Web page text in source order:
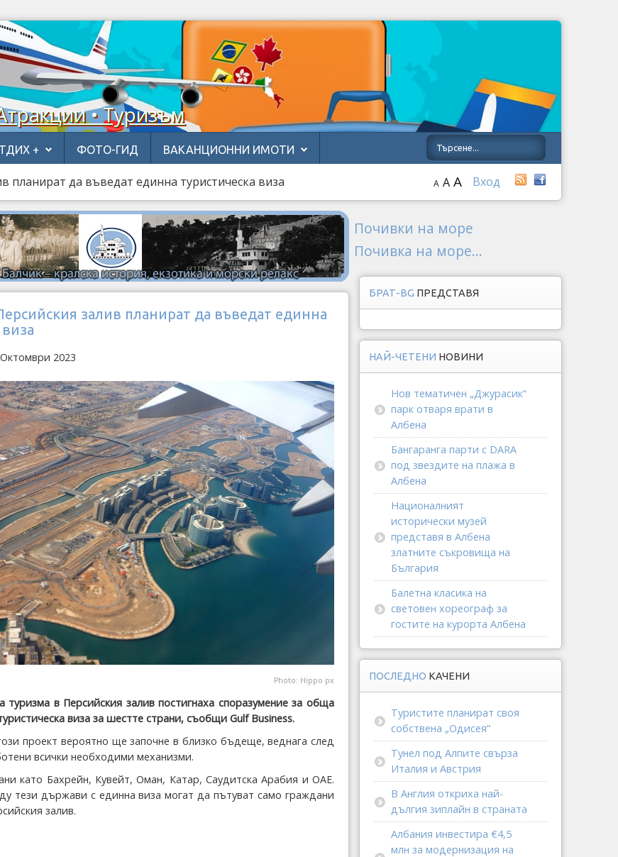
• Туризъм
+ ФОТО-ГИД ВАКАНЦИОННИ ИМОТИ
планират да въведат единна туристическа виза Вход
A A A
залив планират да въведат единна
2023
Photo: Hippo px
туризма в Персийския залив постигнаха споразумение за обща
виза за шестте страни, съобщи Gulf Business.
проект вероятно ще започне в близко бъдеще, веднага след
всички необходими механизми.
като Бахрейн, Кувейт, Оман, Катар, Саудитска Арабия и ОАЕ.
тези държави с единна виза могат да пътуват само граждани
залив.
Почивки на море
Почивка на море...
БРАТ-BG ПРЕДСТАВЯ
НАЙ-ЧЕТЕНИ НОВИНИ
Нов тематичен „Джурасик“
парк отваря врати в
Албена
Бангаранга парти с DARA
под звездите на плажа в
Албена
Националният
исторически музей
представя в Албена
златните съкровища на
България
Балетна класика на
световен хореограф за
гостите на курорта Албена
ПОСЛЕДНО КАЧЕНИ
Туристите планират своя
собствена „Одисея“
Тунел под Алпите свърза
Италия и Австрия
В Англия откриха най-
дългия зиплайн в страната
Албания инвестира €4,5
млн за модернизация на